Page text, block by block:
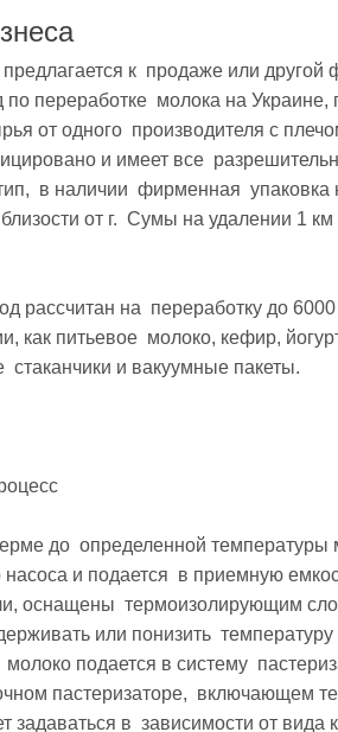
к  продаже или другой
по переработке  молока на
одного  производителя с плечом подвоза
и имеет все  разрешительные
в наличии  фирменная
от г.  Сумы на удалении 1
рассчитан на  переработку до
как питьевое  молоко, кефир,
стаканчики и вакуумные пакеты.
до  определенной температуры
и подается  в приемную
оснащены  термоизолирующим
или понизить
подается в систему
пастеризаторе,  включающем
задаваться в  зависимости от вида